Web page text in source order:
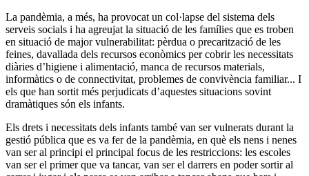
La pandèmia, a més, ha provocat un col·lapse del sistema dels
serveis socials i ha agreujat la situació de les famílies que es troben
en situació de major vulnerabilitat: pèrdua o precarització de les
feines, davallada dels recursos econòmics per cobrir les necessitats
diàries d’higiene i alimentació, manca de recursos materials,
informàtics o de connectivitat, problemes de convivència familiar... I
els que han sortit més perjudicats d’aquestes situacions sovint
dramàtiques són els infants.
Els drets i necessitats dels infants també van ser vulnerats durant la
gestió pública que es va fer de la pandèmia, en què els nens i nenes
van ser al principi el principal focus de les restriccions: les escoles
van ser el primer que va tancar, van ser el darrers en poder sortir al